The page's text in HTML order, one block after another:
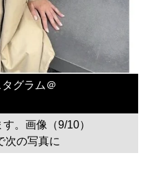
グラム＠
。画像（9/10）
次の写真に